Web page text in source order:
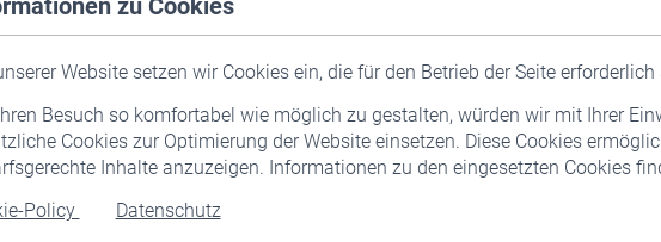
zu Cookies
Website setzen wir Cookies ein, die für den Betrieb der Seite erforderlich
Besuch so komfortabel wie möglich zu gestalten, würden wir mit Ihrer
Cookies zur Optimierung der Website einsetzen. Diese Cookies
Inhalte anzuzeigen. Informationen zu den eingesetzten Cookies
Policy
Datenschutz